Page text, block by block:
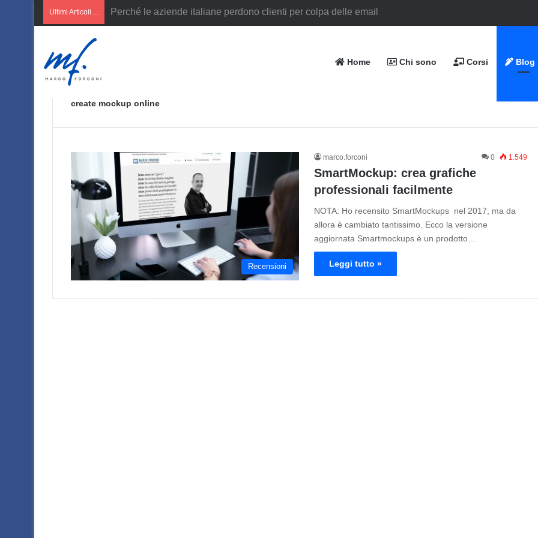
Ultimi Articoli.... AI per PMI italiane
Home Chi sono Corsi Blog
create mockup online
Recensioni
marco.forconi 0 1.549
SmartMockup: crea grafiche
professionali facilmente
NOTA: Ho recensito SmartMockups nel 2017, ma da
allora è cambiato tantissimo. Ecco la versione
aggiornata Smartmockups è un prodotto…
Leggi tutto »